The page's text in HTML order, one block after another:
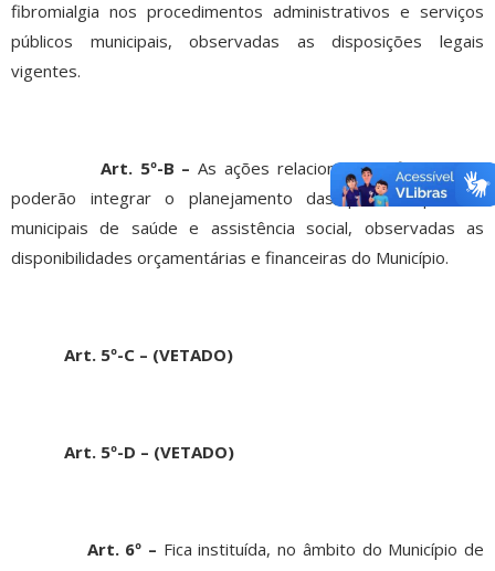
fibromialgia nos procedimentos administrativos e serviços
públicos municipais, observadas as disposições legais
vigentes.
Art. 5º-B – As ações relacionadas à fibromialgia
poderão integrar o planejamento das políticas públicas
municipais de saúde e assistência social, observadas as
disponibilidades orçamentárias e financeiras do Município.
Art. 5º-C – (VETADO)
Art. 5º-D – (VETADO)
Art. 6º – Fica instituída, no âmbito do Município de